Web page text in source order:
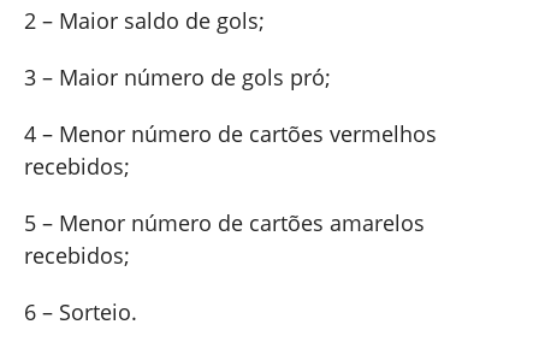
2 – Maior saldo de gols;
3 – Maior número de gols pró;
4 – Menor número de cartões vermelhos
recebidos;
5 – Menor número de cartões amarelos
recebidos;
6 – Sorteio.